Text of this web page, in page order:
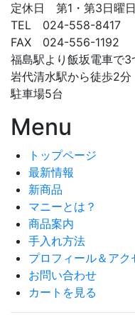
定休日 第1・第3日
TEL 024-558-8417
FAX 024-556-1192
福島駅より飯坂電車で3
岩代清水駅から徒歩2分
駐車場5台
Menu
トップページ
最新情報
新商品
マニーとは？
商品案内
手入れ方法
プロフィール＆アク
お問い合わせ
カートを見る